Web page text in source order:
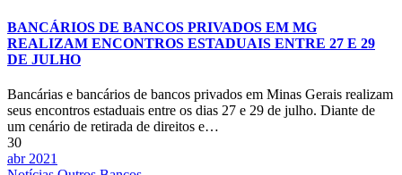
BANCÁRIOS DE BANCOS PRIVADOS EM MG
REALIZAM ENCONTROS ESTADUAIS ENTRE 27 E 29
DE JULHO
Bancárias e bancários de bancos privados em Minas Gerais realizam
seus encontros estaduais entre os dias 27 e 29 de julho. Diante de
um cenário de retirada de direitos e…
30
abr 2021